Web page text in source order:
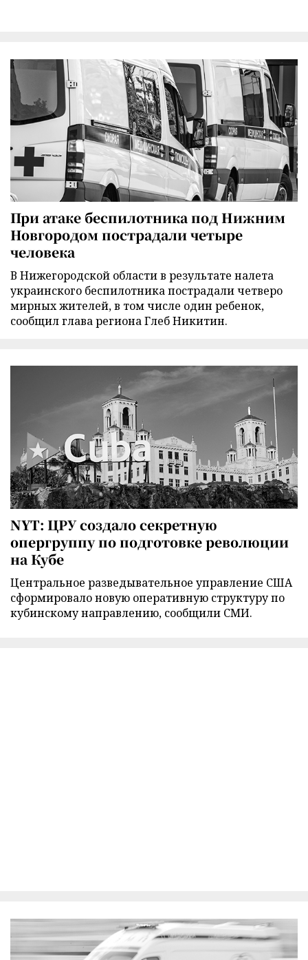
При атаке беспилотника под Нижним
Новгородом пострадали четыре
человека
В Нижегородской области в результате налета
украинского беспилотника пострадали четверо
мирных жителей, в том числе один ребенок,
сообщил глава региона Глеб Никитин.
NYT: ЦРУ создало секретную
опергруппу по подготовке революции
на Кубе
Центральное разведывательное управление США
сформировало новую оперативную структуру по
кубинскому направлению, сообщили СМИ.